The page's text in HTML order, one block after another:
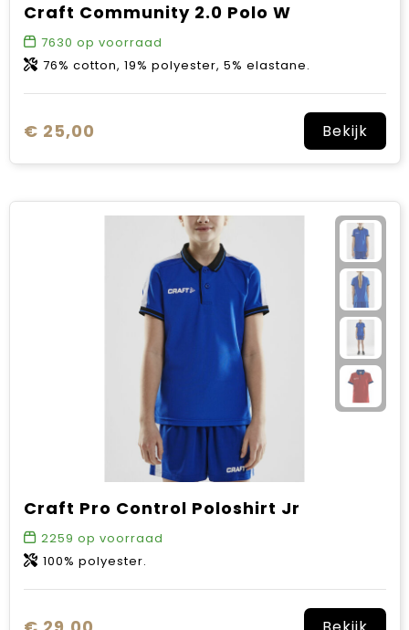
Craft Community 2.0 Polo W
7630 op voorraad
76% cotton, 19% polyester, 5% elastane.
€ 25,00 Bekijk
Craft Pro Control Poloshirt Jr
2259 op voorraad
100% polyester.